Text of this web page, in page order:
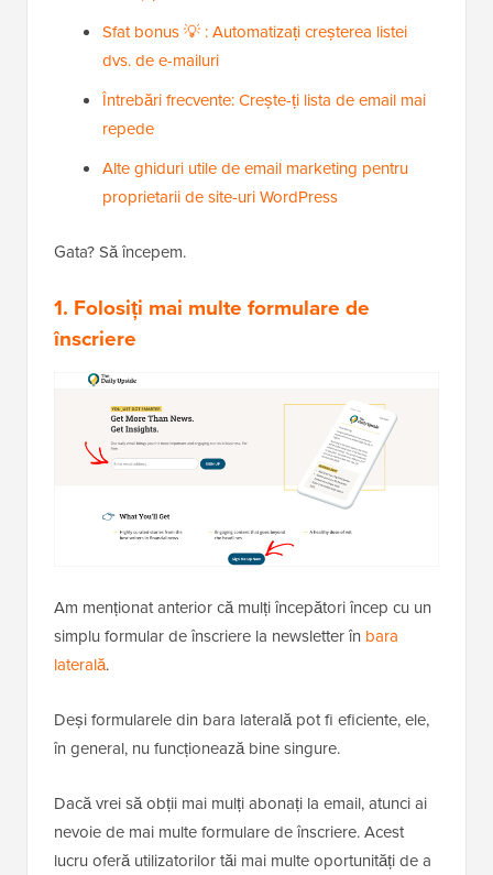
Sfat bonus 💡 : Automatizați creșterea listei
dvs. de e-mailuri
Întrebări frecvente: Crește-ți lista de email mai
repede
Alte ghiduri utile de email marketing pentru
proprietarii de site-uri WordPress
Gata? Să începem.
1. Folosiți mai multe formulare de
înscriere
Am menționat anterior că mulți începători încep cu un
simplu formular de înscriere la newsletter în bara
laterală.
Deși formularele din bara laterală pot fi eficiente, ele,
în general, nu funcționează bine singure.
Dacă vrei să obții mai mulți abonați la email, atunci ai
nevoie de mai multe formulare de înscriere. Acest
lucru oferă utilizatorilor tăi mai multe oportunități de a